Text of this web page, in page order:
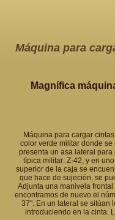
Máquina para
Magnífica
Máquina para cargar
color verde militar donde
presenta un asa lateral
típica militar: Z-42, y en
superior de la caja se
que hace de sujeción, se
Adjunta una manivela
encontramos de nuevo el
37". En un lateral se sitúan
introduciendo en la cinta.